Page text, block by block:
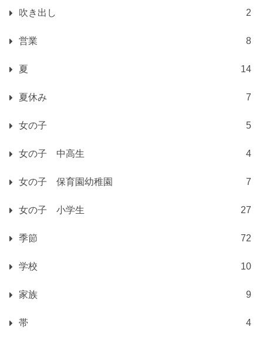
吹き出し 2
営業 8
夏 14
夏休み 7
女の子 5
女の子 中高生 4
女の子 保育園幼稚園 7
女の子 小学生 27
季節 72
学校 10
家族 9
帯 4